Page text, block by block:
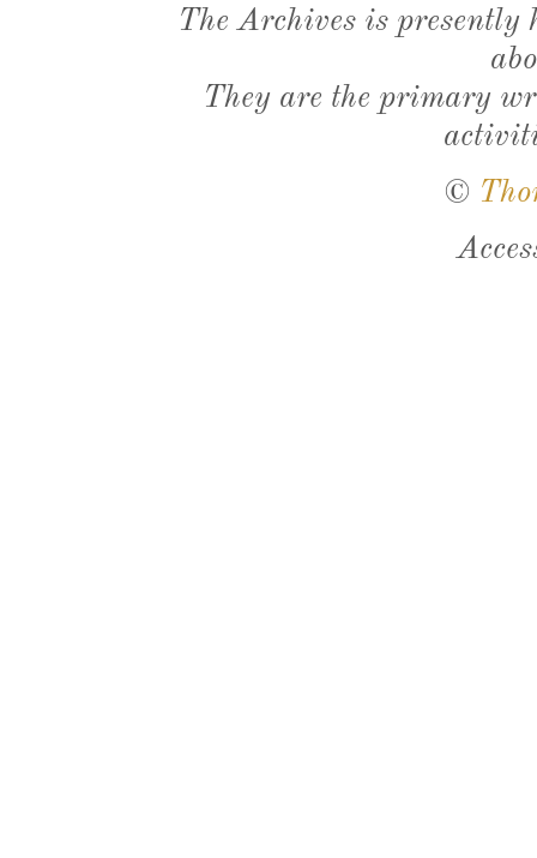
The Archives is presently
They are the primary
©